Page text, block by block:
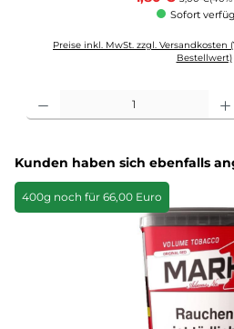
Sofort
Preise inkl. MwSt. zzgl. Versandkosten
Bestellwert)
Produktgalerie überspringen
Kunden haben sich ebenfalls
400g noch für 66,00 Euro